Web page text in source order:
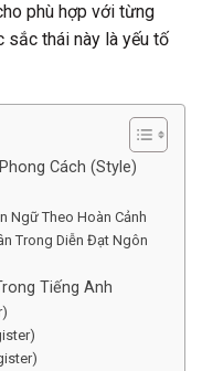
phù hợp với từng
sắc thái này là yếu tố
Cách (Style)
Ngữ Theo Hoàn Cảnh
Trong Diễn Đạt Ngôn
Tiếng Anh